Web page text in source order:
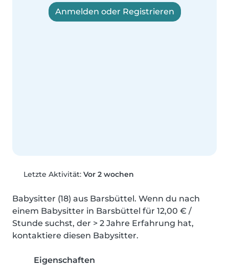
Anmelden oder Registrieren
Letzte Aktivität: Vor 2 wochen
Babysitter (18) aus Barsbüttel. Wenn du nach
einem Babysitter in Barsbüttel für 12,00 € /
Stunde suchst, der > 2 Jahre Erfahrung hat,
kontaktiere diesen Babysitter.
Eigenschaften